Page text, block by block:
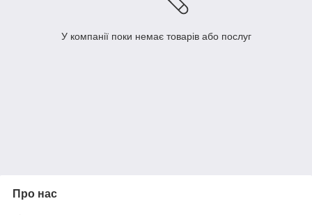
У компанії поки немає товарів або послуг
Про нас